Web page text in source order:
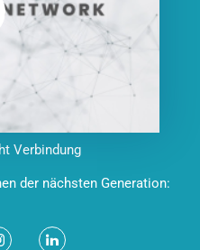
Verbindung
der nächsten Generation: